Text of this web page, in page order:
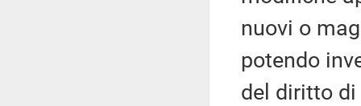
nuovi o
potendo
del diritto